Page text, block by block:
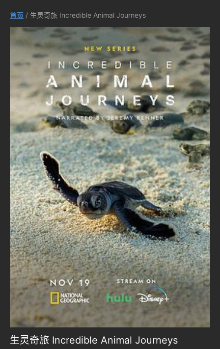
首页 / 生灵奇旅 Incredible Animal Journeys
生灵奇旅 Incredible Animal Journeys